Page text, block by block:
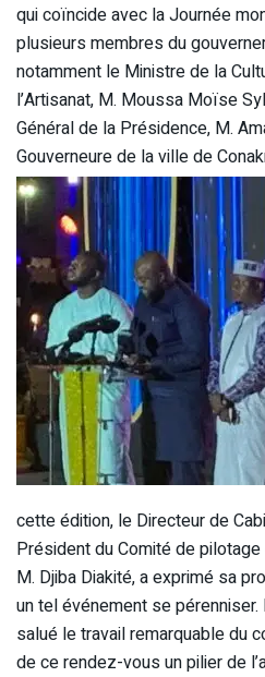
qui coïncide avec la Journée
plusieurs membres du
notamment le Ministre de la
l’Artisanat, M. Moussa Moïse
Général de la Présidence, M.
Gouverneure de la ville de
cette édition, le Directeur de
Président du Comité de
M. Djiba Diakité, a exprimé sa
un tel événement se
salué le travail remarquable du
de ce rendez-vous un pilier de